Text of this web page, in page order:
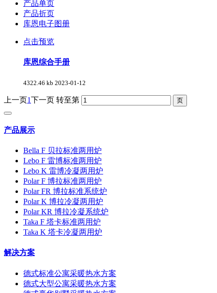
产品单页
产品折页
库恩电子图册
点击预览
库恩综合手册
4322.46 kb 2023-01-12
上一页1下一页 转至第
产品展示
Bella F 贝拉标准两用炉
Lebo F 雷博标准两用炉
Lebo K 雷博冷凝两用炉
Polar F 博拉标准两用炉
Polar FR 博拉标准系统炉
Polar K 博拉冷凝两用炉
Polar KR 博拉冷凝系统炉
Taka F 塔卡标准两用炉
Taka K 塔卡冷凝两用炉
解决方案
德式标准公寓采暖热水方案
德式大型公寓采暖热水方案